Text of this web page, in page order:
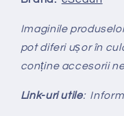
Imaginile
pot diferi ușor în
conține accesorii
Link-uri utile: